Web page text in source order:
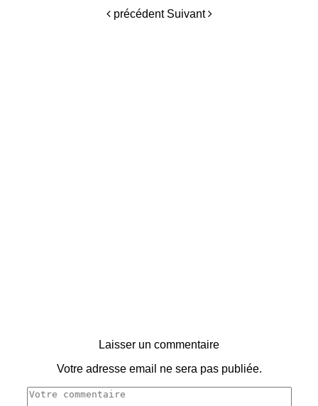
précédent Suivant
Laisser un commentaire
Votre adresse email ne sera pas publiée.